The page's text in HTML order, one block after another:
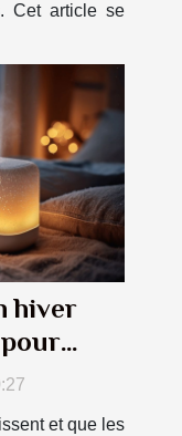
Cet article se
hiver
et que les